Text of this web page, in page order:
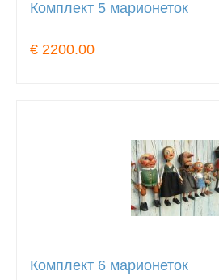
Комплект 5 марионеток
€ 2200.00
Комплект 6 марионеток